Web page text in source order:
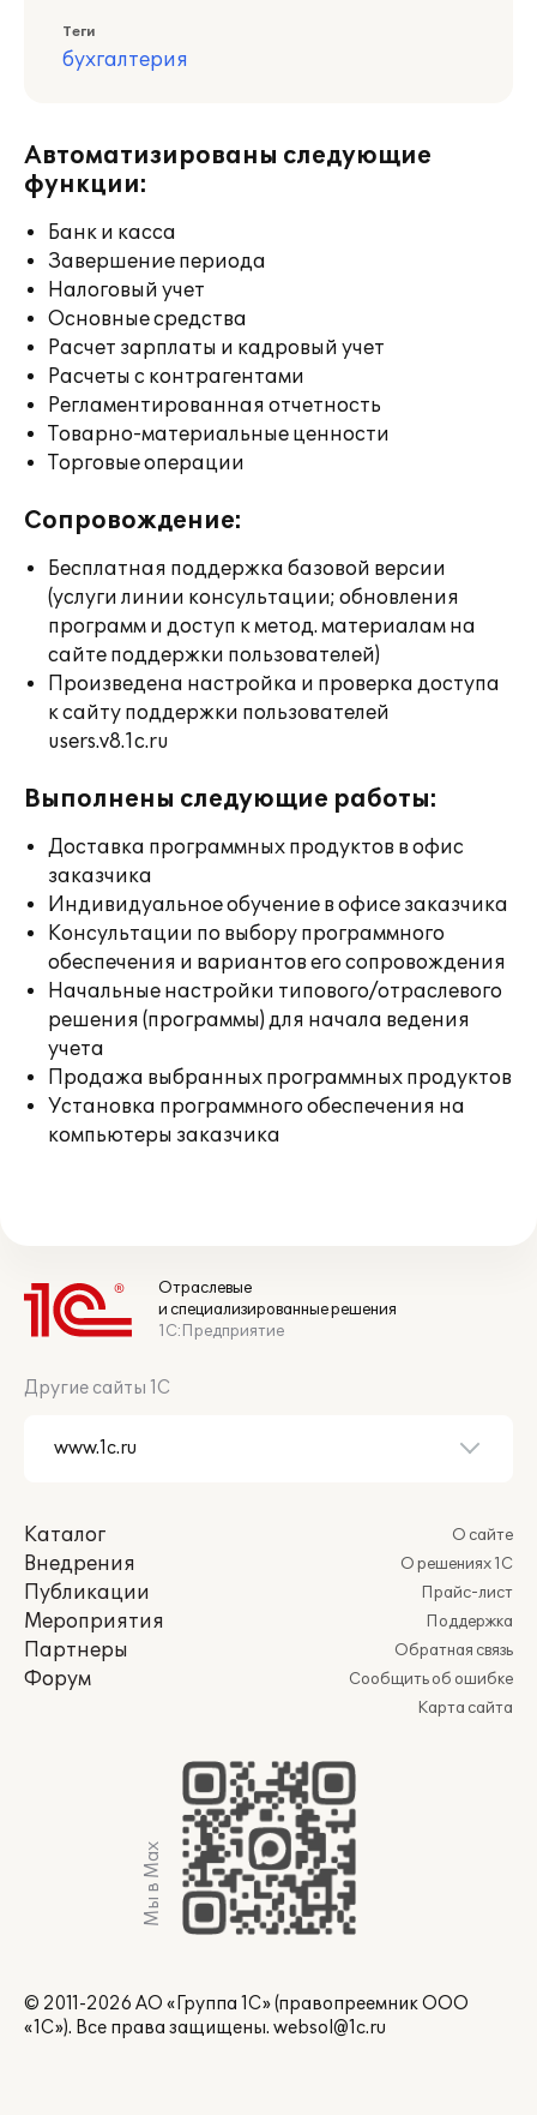
Теги
бухгалтерия
Автоматизированы следующие
функции:
Банк и касса
Завершение периода
Налоговый учет
Основные средства
Расчет зарплаты и кадровый учет
Расчеты с контрагентами
Регламентированная отчетность
Товарно-материальные ценности
Торговые операции
Сопровождение:
Бесплатная поддержка базовой версии
(услуги линии консультации; обновления
программ и доступ к метод. материалам на
сайте поддержки пользователей)
Произведена настройка и проверка доступа
к сайту поддержки пользователей
users.v8.1c.ru
Выполнены следующие работы:
Доставка программных продуктов в офис
заказчика
Индивидуальное обучение в офисе заказчика
Консультации по выбору программного
обеспечения и вариантов его сопровождения
Начальные настройки типового/отраслевого
решения (программы) для начала ведения
учета
Продажа выбранных программных продуктов
Установка программного обеспечения на
компьютеры заказчика
Отраслевые
и специализированные решения
1С:Предприятие
Другие сайты 1С
Каталог
Внедрения
Публикации
Мероприятия
Партнеры
Форум
О сайте
О решениях 1С
Прайс-лист
Поддержка
Обратная связь
Сообщить об ошибке
Карта сайта
Мы в Max
© 2011-2026 АО «Группа 1С» (правопреемник ООО
«1С»). Все права защищены. websol@1c.ru